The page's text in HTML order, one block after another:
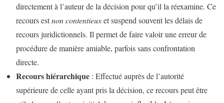
directement à l’auteur de la décision pour qu’il la réexamine. Ce
recours estnon contentieuxet suspend souvent les délais de
recours juridictionnels. Il permet de faire valoir une erreur de
procédure de manière amiable, parfois sans confrontation
directe.
Recours hiérarchique : Effectué auprès de l’autorité
supérieure de celle ayant pris la décision, ce recours peut être